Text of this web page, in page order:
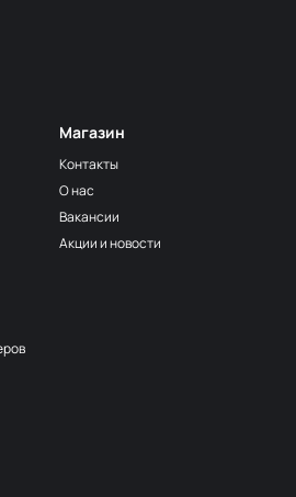
Магазин
Контакты
О нас
Вакансии
Акции и новости